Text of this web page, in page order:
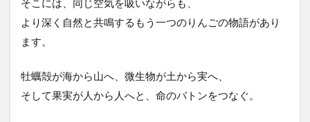
そこには、同じ空気を吸いながらも、
より深く自然と共鳴するもう一つのりんごの物語があり
ます。
牡蠣殻が海から山へ、微生物が土から実へ、
そして果実が人から人へと、命のバトンをつなぐ。